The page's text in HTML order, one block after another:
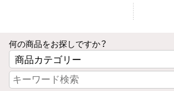
何の商品をお探しですか？